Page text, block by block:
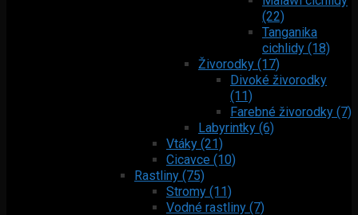
(22)
Tanganika
cichlidy (18)
Živorodky (17)
Divoké živorodky
(11)
Farebné živorodky (7)
Labyrintky (6)
Vtáky (21)
Cicavce (10)
Rastliny (75)
Stromy (11)
Vodné rastliny (7)